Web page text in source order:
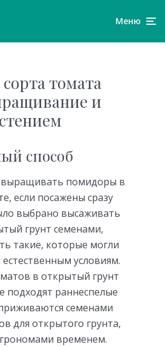
Меню
томата
и
способ
выращивать помидоры в
если посажены сразу
выбрано высаживать
грунт семенами,
такие, которые могли
условиям.
в открытый грунт
подходят раннеспелые
семенами
для открытого грунта,
временем.